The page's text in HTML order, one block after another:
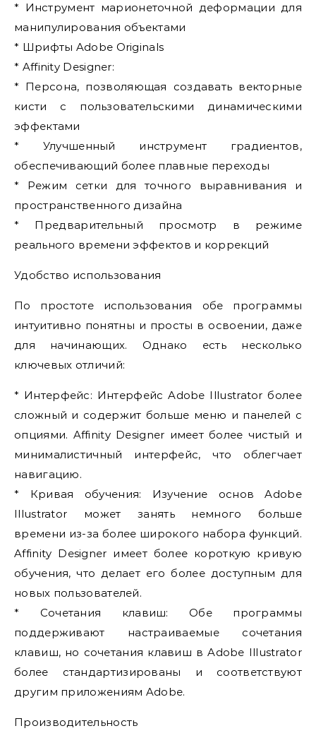
* Инструмент марионеточной деформации для
манипулирования объектами
* Шрифты Adobe Originals
* Affinity Designer:
* Персона, позволяющая создавать векторные
кисти с пользовательскими динамическими
эффектами
* Улучшенный инструмент градиентов,
обеспечивающий более плавные переходы
* Режим сетки для точного выравнивания и
пространственного дизайна
* Предварительный просмотр в режиме
реального времени эффектов и коррекций
Удобство использования
По простоте использования обе программы
интуитивно понятны и просты в освоении, даже
для начинающих. Однако есть несколько
ключевых отличий:
* Интерфейс: Интерфейс Adobe Illustrator более
сложный и содержит больше меню и панелей с
опциями. Affinity Designer имеет более чистый и
минималистичный интерфейс, что облегчает
навигацию.
* Кривая обучения: Изучение основ Adobe
Illustrator может занять немного больше
времени из-за более широкого набора функций.
Affinity Designer имеет более короткую кривую
обучения, что делает его более доступным для
новых пользователей.
* Сочетания клавиш: Обе программы
поддерживают настраиваемые сочетания
клавиш, но сочетания клавиш в Adobe Illustrator
более стандартизированы и соответствуют
другим приложениям Adobe.
Производительность